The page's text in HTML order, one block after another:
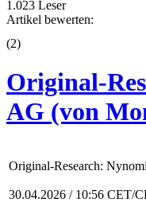
1.023 Leser
Artikel bewerten:
(2)
Original-
AG (von
Original-Research:
30.04.2026 / 10:56 CET/